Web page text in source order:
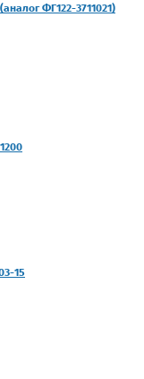
ФГ122-3711021)
15